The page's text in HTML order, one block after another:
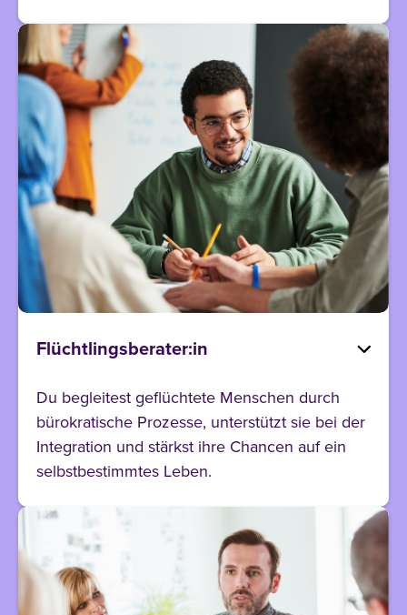
Flüchtlingsberater:in
Du begleitest geflüchtete Menschen durch
bürokratische Prozesse, unterstützt sie bei der
Integration und stärkst ihre Chancen auf ein
selbstbestimmtes Leben.